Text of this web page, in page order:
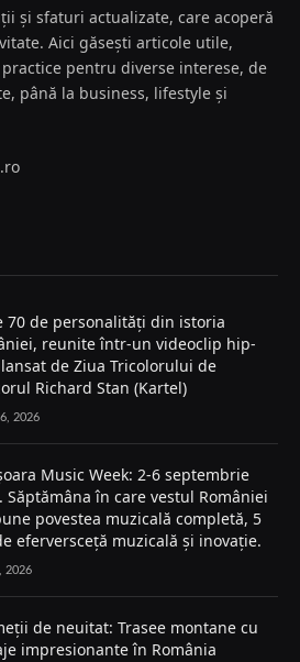
și sfaturi actualizate, care acoperă
Aici găsești articole utile,
pentru diverse interese, de
până la business, lifestyle și
70 de personalități din istoria
reunite într-un videoclip hip-
de Ziua Tricolorului de
Richard Stan (Kartel)
2026
Music Week: 2-6 septembrie
Săptămâna în care vestul României
povestea muzicală completă, 5
eferversceță muzicală și inovație.
2026
de neuitat: Trasee montane cu
impresionante în România